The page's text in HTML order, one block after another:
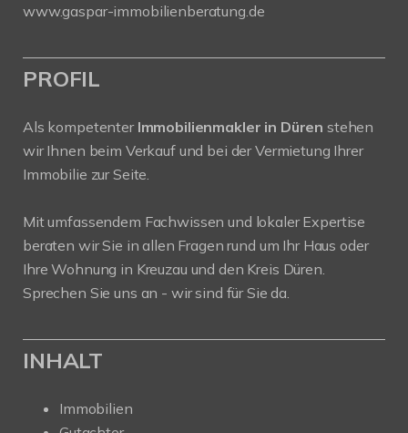
www.gaspar-immobilienberatung.de
PROFIL
Als kompetenter Immobilienmakler in Düren stehen
wir Ihnen beim Verkauf und bei der Vermietung Ihrer
Immobilie zur Seite.
Mit umfassendem Fachwissen und lokaler Expertise
beraten wir Sie in allen Fragen rund um Ihr Haus oder
Ihre Wohnung in Kreuzau und den Kreis Düren.
Sprechen Sie uns an - wir sind für Sie da.
INHALT
Immobilien